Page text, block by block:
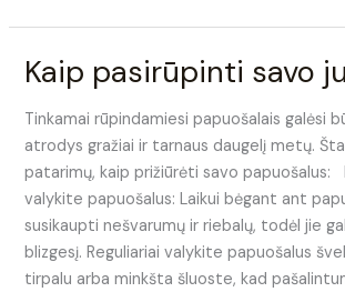
Kaip pasirūpinti savo
Tinkamai rūpindamiesi papuošalais galėsi
atrodys gražiai ir tarnaus daugelį metų.
patarimų, kaip prižiūrėti savo papuošalus:
valykite papuošalus: Laikui bėgant ant
susikaupti nešvarumų ir riebalų, todėl jie
blizgesį. Reguliariai valykite papuošalus
tirpalu arba minkšta šluoste, kad
Kaip
pasirūpinti
savo
juvelyrika?